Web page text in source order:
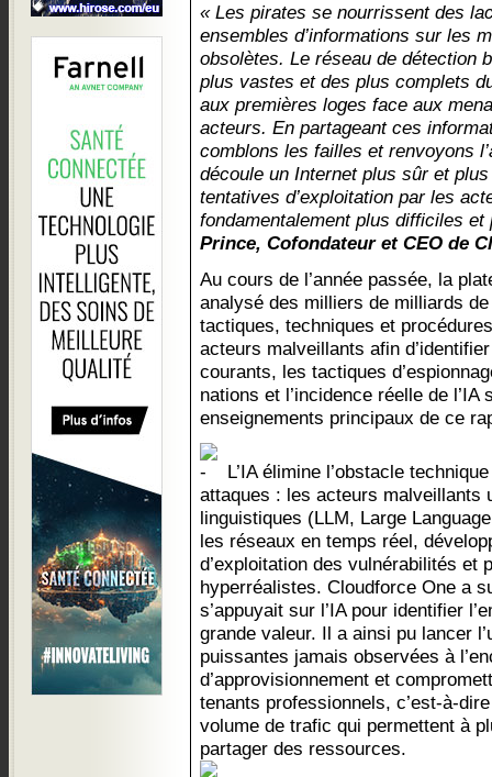
« Les pirates se nourrissent des
ensembles d’informations sur les
obsolètes. Le réseau de détection
plus vastes et des plus complets
aux premières loges face aux
acteurs. En partageant ces
comblons les failles et renvoyons
découle un Internet plus sûr et
tentatives d’exploitation par les
fondamentalement plus difficiles
Prince, Cofondateur et CEO de
Au cours de l’année passée, la
analysé des milliers de milliards
tactiques, techniques et
acteurs malveillants afin
courants, les tactiques
nations et l’incidence réelle de
enseignements principaux de ce
L’IA élimine l’obstacle
attaques : les acteurs malveillants
linguistiques (LLM, Large
les réseaux en temps réel,
d’exploitation des vulnérabilités et
hyperréalistes. Cloudforce One a
s’appuyait sur l’IA pour identifier
grande valeur. Il a ainsi pu lancer
puissantes jamais observées à
d’approvisionnement et
tenants professionnels, c’est-à-
volume de trafic qui permettent à
partager des ressources.